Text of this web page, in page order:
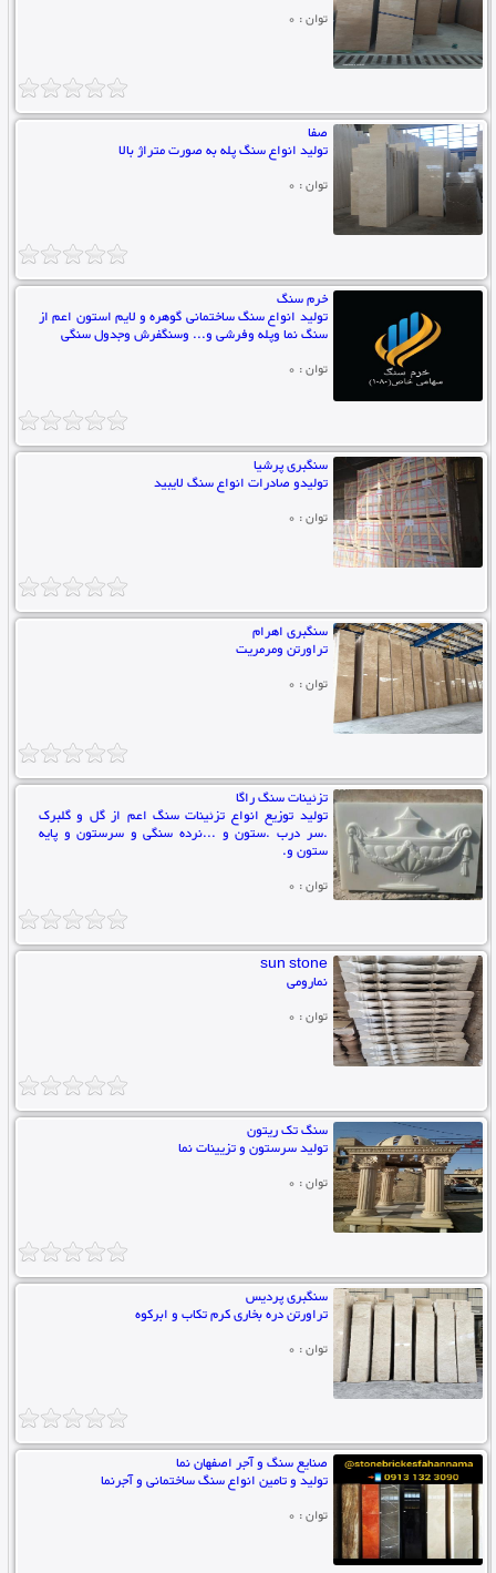
توان : 0
صفا
تولید انواع سنگ پله به صورت متراژ بالا
توان : 0
خرم سنگ
تولید انواع سنگ ساختمانی گوهره و لایم استون اعم از
سنگ نما وپله وفرشی و... وسنگفرش وجدول سنگی
توان : 0
سنگبری پرشیا
تولیدو صادرات انواع سنگ لایبید
توان : 0
سنگبری اهرام
تراورتن ومرمریت
توان : 0
تزئینات سنگ راگا
تولید توزیع انواع تزئینات سنگ اعم از گل و گلبرک
.سر درب .ستون و ...نرده سنگی و سرستون و پایه
ستون و.
توان : 0
sun stone
نمارومی
توان : 0
سنگ تک ریتون
تولید سرستون و تزیینات نما
توان : 0
سنگبری پردیس
تراورتن دره بخاری کرم تکاب و ابرکوه
توان : 0
صنایع سنگ و آجر اصفهان نما
تولید و تامین انواع سنگ ساختمانی و آجرنما
توان : 0